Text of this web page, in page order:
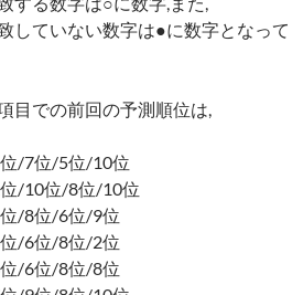
していない数字は●に数字となって
目での前回の予測順位は,
/7位/5位/10位
/10位/8位/10位
/8位/6位/9位
/6位/8位/2位
/6位/8位/8位